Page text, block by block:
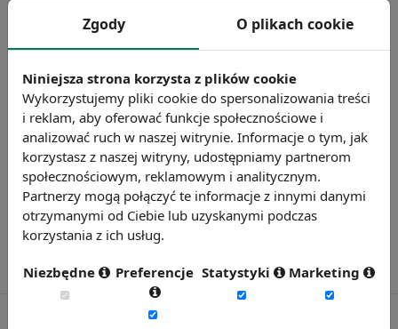
Zobacz więcej wiadomości
Zgody O plikach cookie
Niniejsza strona korzysta z plików cookie
Wykorzystujemy pliki cookie do spersonalizowania treści
i reklam, aby oferować funkcje społecznościowe i
analizować ruch w naszej witrynie. Informacje o tym, jak
korzystasz z naszej witryny, udostępniamy partnerom
społecznościowym, reklamowym i analitycznym.
Partnerzy mogą połączyć te informacje z innymi danymi
otrzymanymi od Ciebie lub uzyskanymi podczas
korzystania z ich usług.
Niezbędne Preferencje Statystyki Marketing